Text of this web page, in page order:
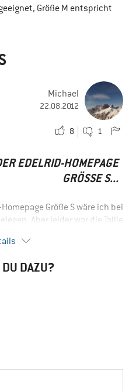
Größe M entspricht
Michael
22.08.2012
8 1
EDELRID-HOMEPAGE GR
ÖSSE S...
Größe S wäre ich bei
Aber leider war die Taille
DU DAZU?